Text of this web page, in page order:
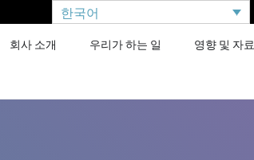
한국어
회사 소개 우리가 하는 일 영향 및 자료